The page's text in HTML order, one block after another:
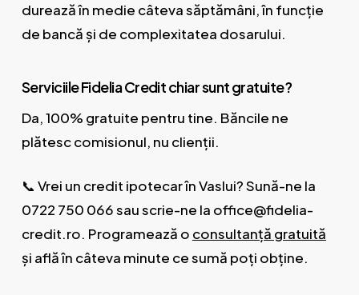
durează în medie câteva săptămâni, în funcție
de bancă și de complexitatea dosarului.
Serviciile Fidelia Credit chiar sunt gratuite?
Da, 100% gratuite pentru tine. Băncile ne
plătesc comisionul, nu clienții.
📞 Vrei un credit ipotecar în Vaslui? Sună-ne la
0722 750 066 sau scrie-ne la office@fidelia-
credit.ro. Programează o consultanță gratuită
și află în câteva minute ce sumă poți obține.